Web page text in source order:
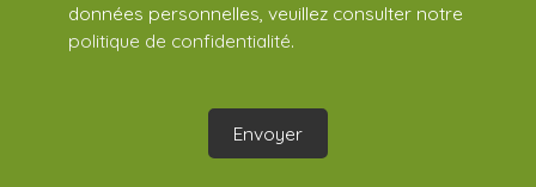
données personnelles, veuillez consulter notre
politique de confidentialité.
Envoyer